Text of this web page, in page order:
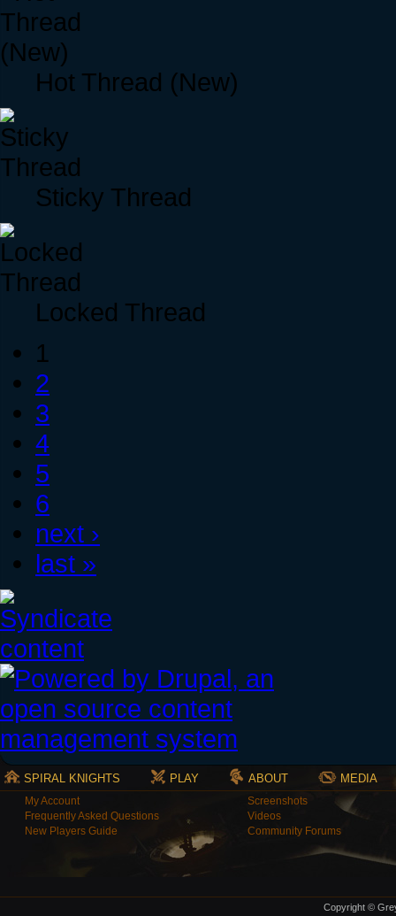
Hot Thread (New)
Sticky Thread
Locked Thread
1
2
3
4
5
6
next ›
last »
SPIRAL KNIGHTS PLAY ABOUT MEDIA
My Account
Frequently Asked Questions
New Players Guide
Screenshots
Videos
Community Forums
Copyright ©